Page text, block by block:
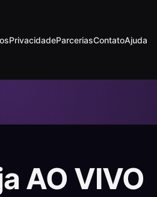
PrivacidadeParceriasContatoAjuda
AO VIVO